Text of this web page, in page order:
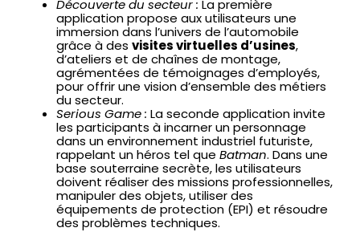
Découverte du secteur : La première
application propose aux utilisateurs une
immersion dans l’univers de l’automobile
grâce à des visites virtuelles d’usines,
d’ateliers et de chaînes de montage,
agrémentées de témoignages d’employés,
pour offrir une vision d’ensemble des métiers
du secteur.
Serious Game : La seconde application invite
les participants à incarner un personnage
dans un environnement industriel futuriste,
rappelant un héros tel que Batman. Dans une
base souterraine secrète, les utilisateurs
doivent réaliser des missions professionnelles,
manipuler des objets, utiliser des
équipements de protection (EPI) et résoudre
des problèmes techniques.